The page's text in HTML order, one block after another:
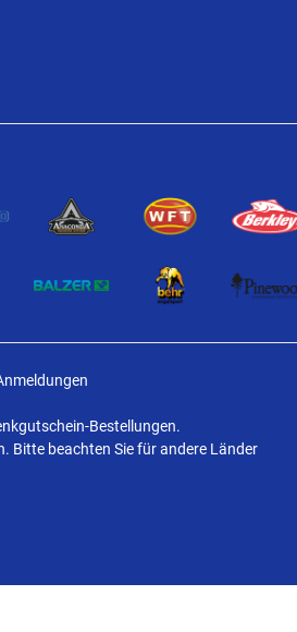
Bestellungen.
Bitte beachten Sie für andere Länder